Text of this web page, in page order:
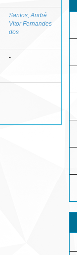
Santos, André
Vitor Fernandes
dos
-
-